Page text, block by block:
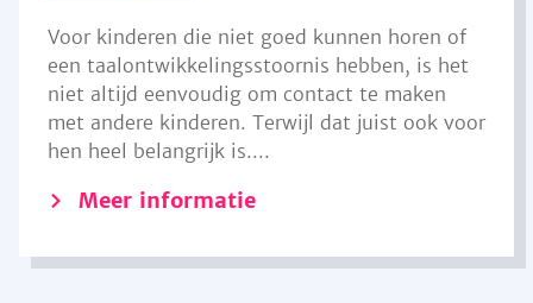
Voor kinderen die niet goed kunnen horen of
een taalontwikkelingsstoornis hebben, is het
niet altijd eenvoudig om contact te maken
met andere kinderen. Terwijl dat juist ook voor
hen heel belangrijk is....
Meer informatie